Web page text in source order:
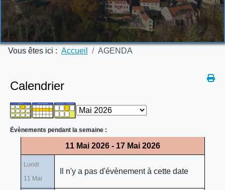
Vous êtes ici : Accueil AGENDA
Calendrier
Évènements pendant la semaine :
11 Mai 2026 - 17 Mai 2026
Lundi
11 Mai
Il n'y a pas d'évènement à cette date